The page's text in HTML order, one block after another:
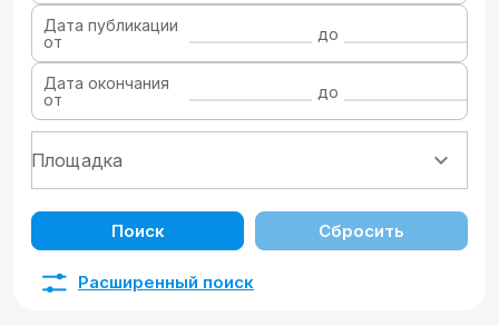
Дата публикации
от
до
Дата окончания
от
до
Поиск Сбросить
Расширенный поиск